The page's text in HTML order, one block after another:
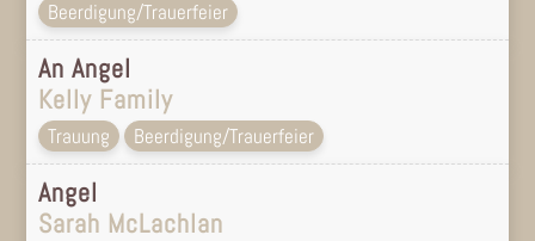
Beerdigung/Trauerfeier
An Angel
Kelly Family
Trauung Beerdigung/Trauerfeier
Angel
Sarah McLachlan